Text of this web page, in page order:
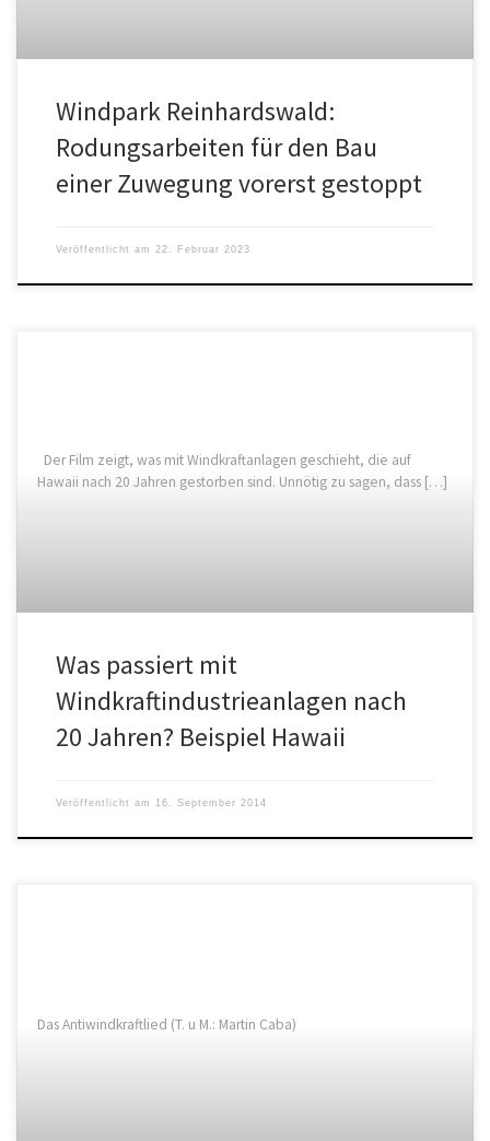
Windpark Reinhardswald:
Rodungsarbeiten für den Bau
einer Zuwegung vorerst gestoppt
Veröffentlicht am 22. Februar 2023
Der Film zeigt, was mit Windkraftanlagen geschieht, die auf
Hawaii nach 20 Jahren gestorben sind. Unnötig zu sagen, dass […]
Was passiert mit
Windkraftindustrieanlagen nach
20 Jahren? Beispiel Hawaii
Veröffentlicht am 16. September 2014
Das Antiwindkraftlied (T. u M.: Martin Caba)